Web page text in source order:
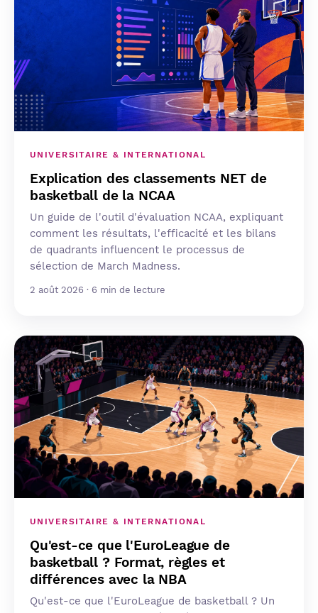
UNIVERSITAIRE & INTERNATIONAL
Explication des classements NET de
basketball de la NCAA
Un guide de l'outil d'évaluation NCAA, expliquant
comment les résultats, l'efficacité et les bilans
de quadrants influencent le processus de
sélection de March Madness.
2 août 2026 · 6 min de lecture
UNIVERSITAIRE & INTERNATIONAL
Qu'est-ce que l'EuroLeague de
basketball ? Format, règles et
différences avec la NBA
Qu'est-ce que l'EuroLeague de basketball ? Un